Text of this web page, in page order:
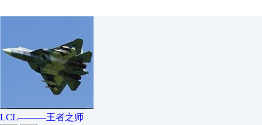
LCL———王者之师